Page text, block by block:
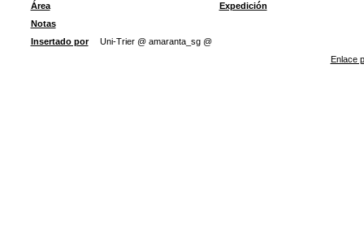
Área
Expedición
Notas
Insertado por
Uni-Trier @ amaranta_sg @
Enlace